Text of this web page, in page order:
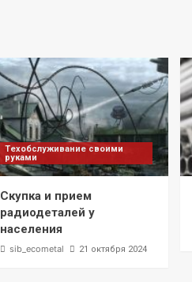
Техобслуживание своими
руками
Скупка и прием
радиодеталей у
населения
sib_ecometal 21 октября 2024